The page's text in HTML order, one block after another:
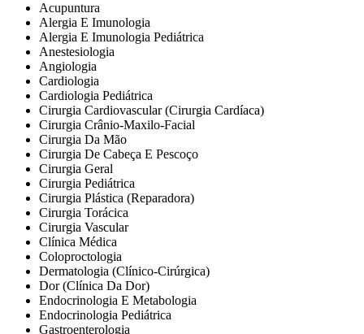
Acupuntura
Alergia E Imunologia
Alergia E Imunologia Pediátrica
Anestesiologia
Angiologia
Cardiologia
Cardiologia Pediátrica
Cirurgia Cardiovascular (Cirurgia Cardíaca)
Cirurgia Crânio-Maxilo-Facial
Cirurgia Da Mão
Cirurgia De Cabeça E Pescoço
Cirurgia Geral
Cirurgia Pediátrica
Cirurgia Plástica (Reparadora)
Cirurgia Torácica
Cirurgia Vascular
Clínica Médica
Coloproctologia
Dermatologia (Clínico-Cirúrgica)
Dor (Clínica Da Dor)
Endocrinologia E Metabologia
Endocrinologia Pediátrica
Gastroenterologia